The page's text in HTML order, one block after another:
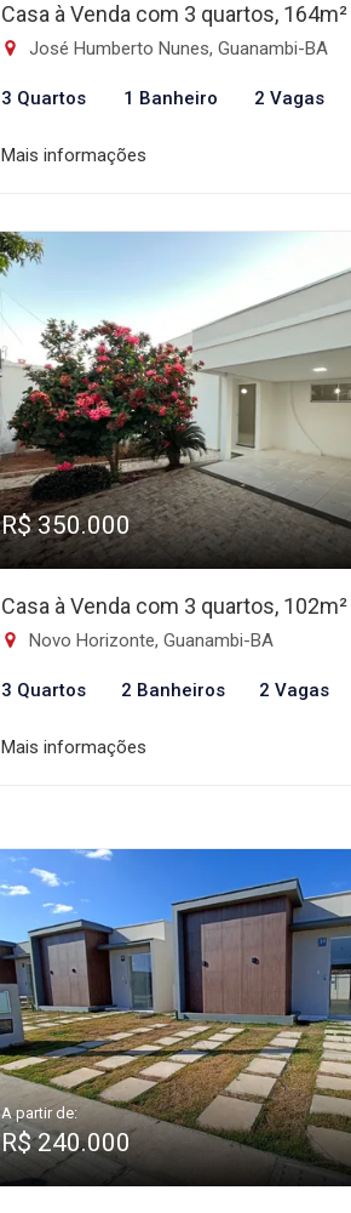
Casa à Venda com 3 quartos, 164m²
José Humberto Nunes, Guanambi-BA
3 Quartos 1 Banheiro 2 Vagas
Mais informações
R$ 350.000
Casa à Venda com 3 quartos, 102m²
Novo Horizonte, Guanambi-BA
3 Quartos 2 Banheiros 2 Vagas
Mais informações
A partir de:
R$ 240.000